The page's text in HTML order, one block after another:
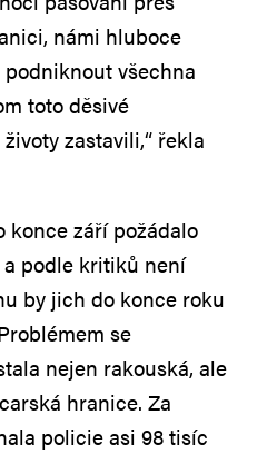
námi hluboce
všechna
toto děsivé
zastavili,“ řekla
konce září požádalo
podle kritiků není
by jich do konce roku
se
nejen rakouská, ale
hranice. Za
policie asi 98 tisíc